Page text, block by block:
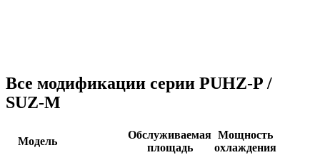
Все модификации серии PUHZ-P /
SUZ-M
Модель
Обслуживаемая
площадь
Мощность
охлаждения